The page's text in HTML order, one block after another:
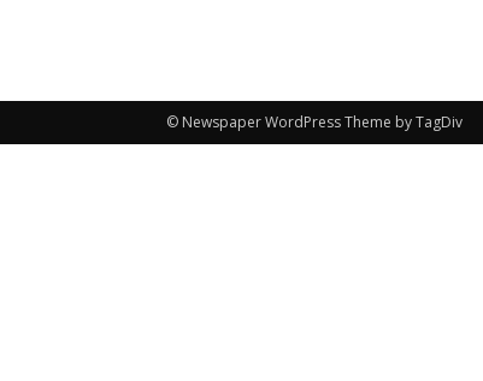
© Newspaper WordPress Theme by TagDiv